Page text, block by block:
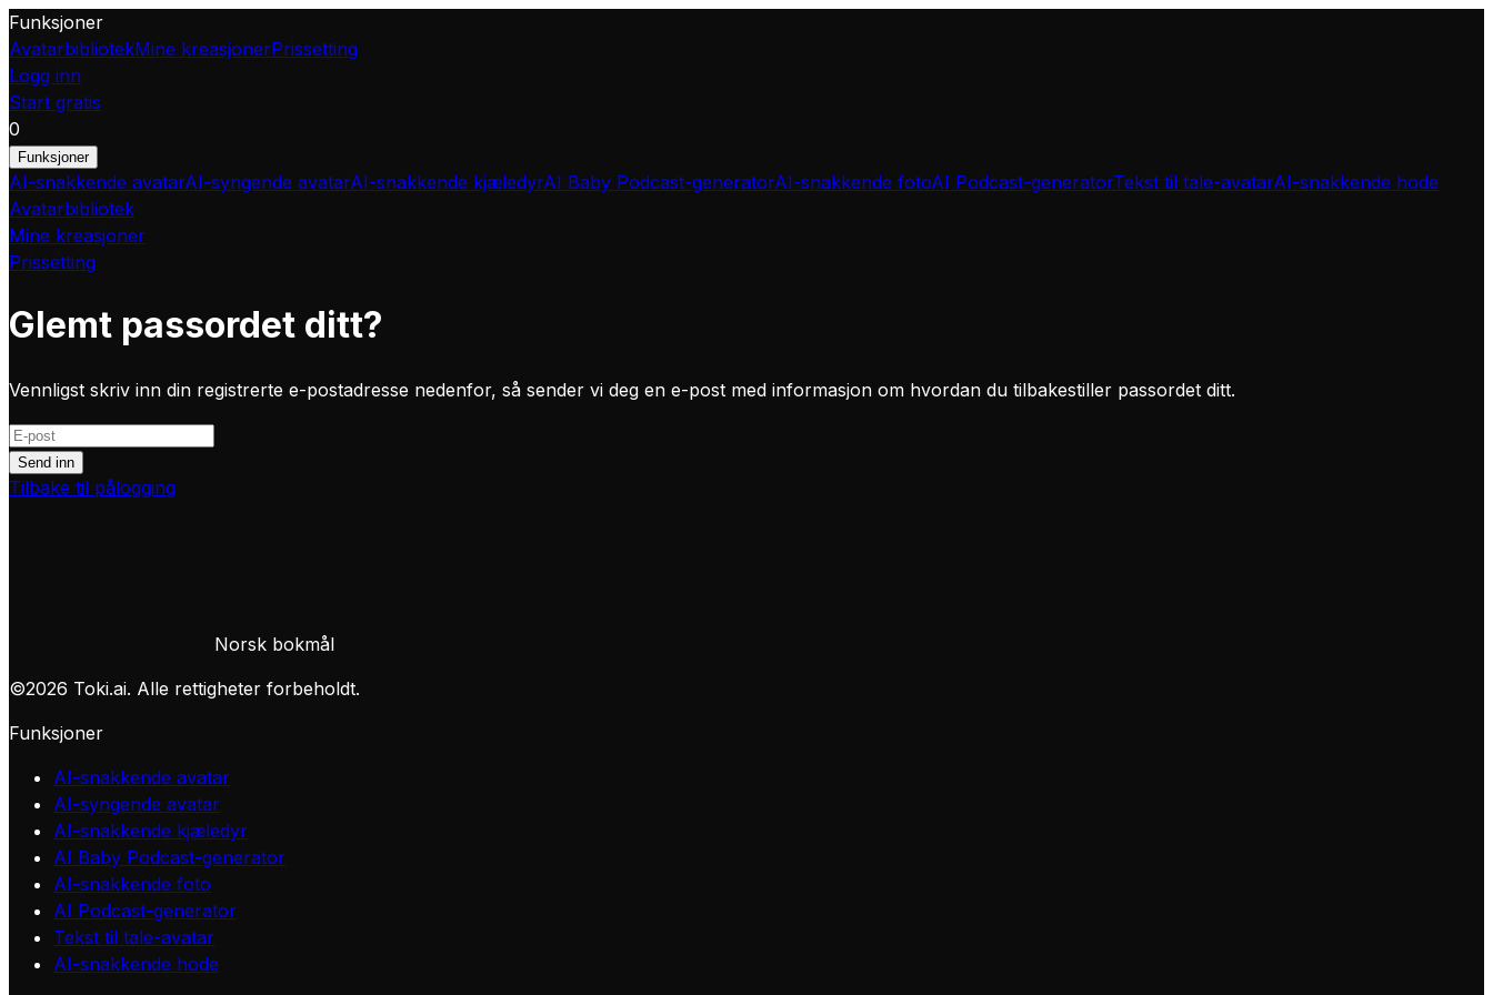
Funksjoner
AvatarbibliotekMine kreasjonerPrissetting
Logg inn
Start gratis
0
Funksjoner
AI-snakkende avatarAI-syngende avatarAI-snakkende kjæledyrAI Baby Podcast-generatorAI-snakkende fotoAI Podcast-generatorTekst til tale-avatarAI-snakkende hode
Avatarbibliotek
Mine kreasjoner
Prissetting
Glemt passordet ditt?
Vennligst skriv inn din registrerte e-postadresse nedenfor, så sender vi deg en e-post med informasjon om hvordan du tilbakestiller passordet ditt.
Send inn
Tilbake til pålogging
Norsk bokmål
©2026 Toki.ai. Alle rettigheter forbeholdt.
Funksjoner
AI-snakkende avatar
AI-syngende avatar
AI-snakkende kjæledyr
AI Baby Podcast-generator
AI-snakkende foto
AI Podcast-generator
Tekst til tale-avatar
AI-snakkende hode